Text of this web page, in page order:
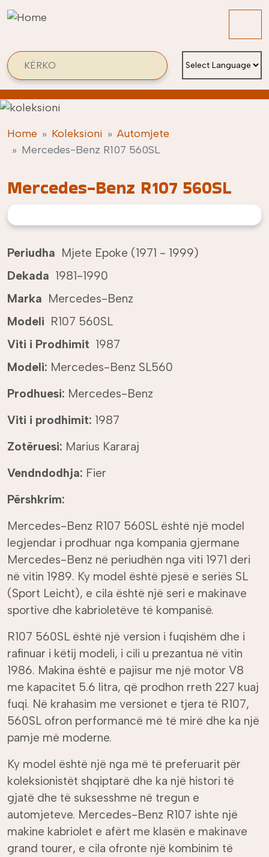
Skip to main content
Search
Home Koleksioni
Automjete
Mercedes-Benz R107 560SL
Mercedes-Benz R107 560SL
Periudha Mjete Epoke (1971 - 1999)
Dekada 1981-1990
Marka Mercedes-Benz
Modeli R107 560SL
Viti i Prodhimit 1987
Modeli: Mercedes-Benz SL560
Prodhuesi: Mercedes-Benz
Viti i prodhimit: 1987
Zotëruesi: Marius Kararaj
Vendndodhja: Fier
Përshkrim:
Mercedes-Benz R107 560SL është një model
legjendar i prodhuar nga kompania gjermane
Mercedes-Benz në periudhën nga viti 1971 deri
në vitin 1989. Ky model është pjesë e seriës SL
(Sport Leicht), e cila është një seri e makinave
sportive dhe kabrioletëve të kompanisë.
R107 560SL është një version i fuqishëm dhe i
rafinuar i këtij modeli, i cili u prezantua në vitin
1986. Makina është e pajisur me një motor V8
me kapacitet 5.6 litra, që prodhon rreth 227 kuaj
fuqi. Në krahasim me versionet e tjera të R107,
560SL ofron performancë më të mirë dhe ka një
pamje më moderne.
Ky model është një nga më të preferuarit për
koleksionistët shqiptarë dhe ka një histori të
gjatë dhe të suksesshme në tregun e
automjeteve. Mercedes-Benz R107 ishte një
makine kabriolet e afërt me klasën e makinave
grand tourer, e cila ofronte një kombinim të